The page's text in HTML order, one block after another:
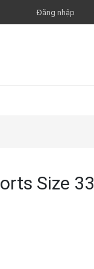
Đăng nhập
Size 33